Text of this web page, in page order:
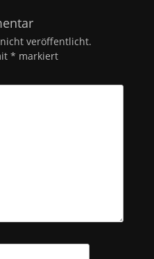
veröffentlicht.
* markiert